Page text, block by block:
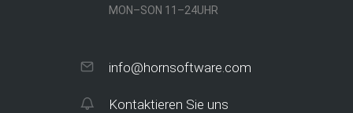
MON–SON 11–24UHR
info@hornsoftware.com
Kontaktieren Sie uns